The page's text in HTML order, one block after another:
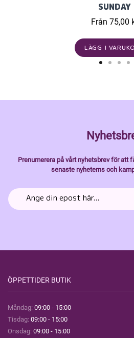
SUNDAY
Från 75,00
LÄGG I
Prenumerera på vårt nyhetsbrev för att
senaste nyheterns och
ÖPPETTIDER BUTIK
Måndag: 09:00 - 15:00
Tisdag: 09:00 - 15:00
Onsdag: 09:00 - 15:00